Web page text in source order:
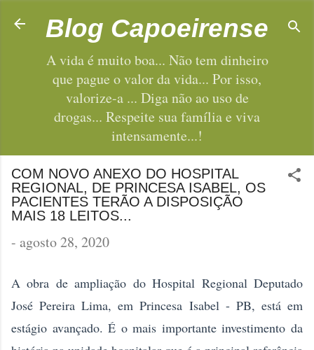
Pular para o conteúdo principal
Blog Capoeirense
A vida é muito boa... Não tem dinheiro
que pague o valor da vida... Por isso,
valorize-a ... Diga não ao uso de
drogas... Respeite sua família e viva
intensamente...!
COM NOVO ANEXO DO HOSPITAL
REGIONAL, DE PRINCESA ISABEL, OS
PACIENTES TERÃO A DISPOSIÇÃO
MAIS 18 LEITOS...
- agosto 28, 2020
A obra de ampliação do Hospital Regional Deputado
José Pereira Lima, em Princesa Isabel - PB, está em
estágio avançado. É o mais importante investimento da